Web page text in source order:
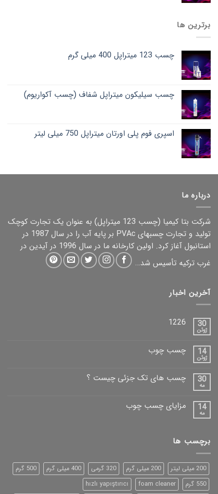
برترین ها
چسب 123 میتراپل 400 میلی گرم
چسب سیلیکون میتراپل شفاف (چسب آکواریوم)
اسپری فوم پلی اورتان میتراپل 750 میلی لیتر
درباره ما
شرکت بتا کیمیا (چسب 123 میتراپل) به عنوان یک تجارت کوچک
تولید و تجارت چسبهای PVAc بر پایه آب را در سال 1987 در
استانبول آغاز کرد. اولین کارخانه ما در سال 1996 در آیدین در
غرب ترکیه تأسیس شد…
آخرین اخبار
30
ژوئن
1226
14
ژوئن
چسب چوب
30
مه
چسب های تک جزئی چیست ؟
14
مه
مزایای چسب چوب
برچسب ها
200 میلی لیتر 200 میلی گرم 320 گرمی 400 میلی گرم
500 گرم
550 گرم
foam cleaner
hızlı yapıştırıcı